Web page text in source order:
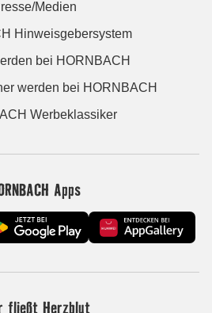
Medien
Hinweisgebersystem
bei HORNBACH
werden bei HORNBACH
Werbeklassiker
Apps
fließt Herzblut